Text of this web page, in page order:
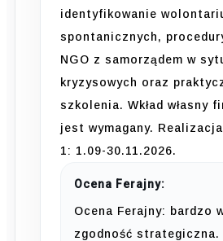
identyfikowanie
spontanicznych,
NGO z samorządem w
kryzysowych oraz
szkolenia. Wkład własny
jest wymagany.
1: 1.09-30.11.2026.
Ocena Ferajny:
Ocena Ferajny: bardzo
zgodność strategiczna.